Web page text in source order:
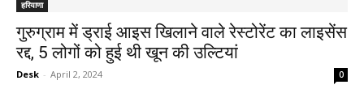
हरियाणा
गुरुग्राम में ड्राई आइस खिलाने वाले रेस्टोरेंट का लाइसेंस
रद्द, 5 लोगों को हुई थी खून की उल्टियां
Desk - April 2, 2024 0